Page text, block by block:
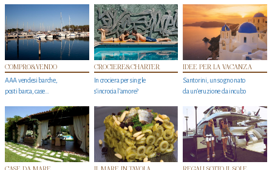
COMPRO&VENDO
AAA vendesi barche,
posti barca, case…
CROCIERE&CHARTER
In crociera per single
s'incrocia l’amore?
IDEE PER LA VACANZA
Santorini, un sogno nato
da un’eruzione da incubo